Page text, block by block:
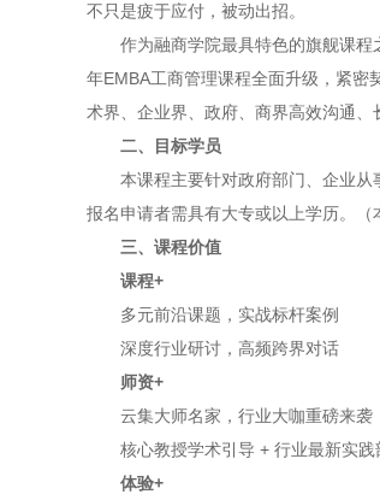
不只是疲于应付，被动出招。
作为融商学院最具特色的旗舰课
年EMBA工商管理课程全面升级，紧密
术界、企业界、政府、商界高效沟通、
二、目标学员
本课程主要针对政府部门、企业从
报名申请者需具有大专或以上学历。（
三、课程价值
课程+
多元前沿课题，实战标杆案例
深度行业研讨，高频跨界对话
师资+
云集大师名家，行业大咖重磅来袭
核心教授学术引导 + 行业最新实践
体验+